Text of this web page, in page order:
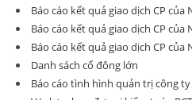
Báo cáo kết quả giao dịch CP của
Báo cáo kết quả giao dịch CP của
Báo cáo kết quả giao dịch CP của
Danh sách cổ đông lớn
Báo cáo tình hình quản trị công